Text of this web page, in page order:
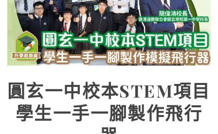
圓玄一中校本STEM項目
學生一手一腳製作飛行